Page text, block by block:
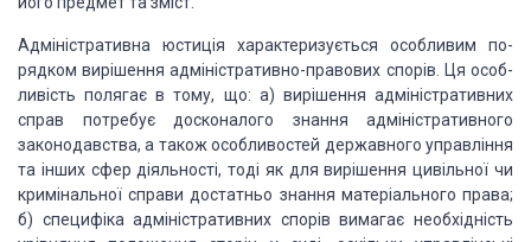
Адміністративна юстиція характеризується особливим по­
рядком вирішення адміністративно-правових спорів. Ця особ­
ливість полягає в тому, що: а) вирішення адміністративних
справ потребує досконалого знання адміністративного
законо­давства, а також особливостей державного управління
та інших сфер діяльності, тоді як для вирішення цивільної чи
кримі­нальної справи достатньо знання матеріального права;
б) спе­цифіка адміністративних спорів вимагає необхідність